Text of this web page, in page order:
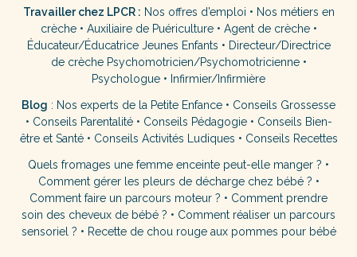
Travailler chez LPCR : Nos offres d’emploi • Nos métiers en
crèche• Auxiliaire de Puériculture• Agent de crèche•
Éducateur/Éducatrice Jeunes Enfants • Directeur/Directrice
de crèche Psychomotricien/Psychomotricienne•
Psychologue • Infirmier/Infirmière
Blog : Nos experts de la Petite Enfance • Conseils Grossesse
• Conseils Parentalité• Conseils Pédagogie• Conseils Bien-
être et Santé• Conseils Activités Ludiques • Conseils Recettes
Quels fromages une femme enceinte peut-elle manger ? •
Comment gérer les pleurs de décharge chez bébé ? •
Comment faire un parcours moteur ? • Comment prendre
soin des cheveux de bébé ? • Comment réaliser un parcours
sensoriel ? • Recette de chou rouge aux pommes pour bébé